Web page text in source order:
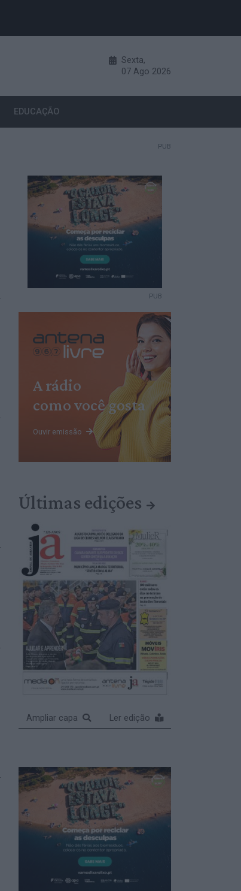
Sexta,
07 Ago 2026
EDUCAÇÃO
PUB
PUB
A rádio
como você gosta
Ouvir emissão
Últimas edições
Ampliar capa Ler edição